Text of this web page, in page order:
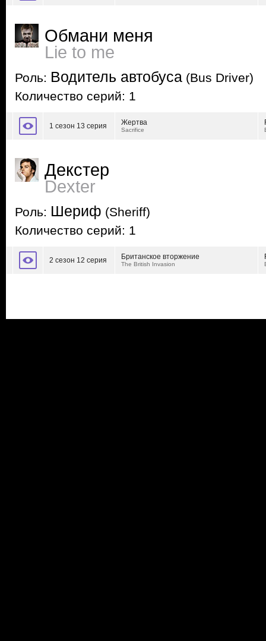
Обмани меня
Lie to me
Роль: Водитель автобуса (Bus Driver)
Количество серий: 1
1 сезон 13 серия Жертва
Sacrifice
Декстер
Dexter
Роль: Шериф (Sheriff)
Количество серий: 1
2 сезон 12 серия Британское вторжение
The British Invasion